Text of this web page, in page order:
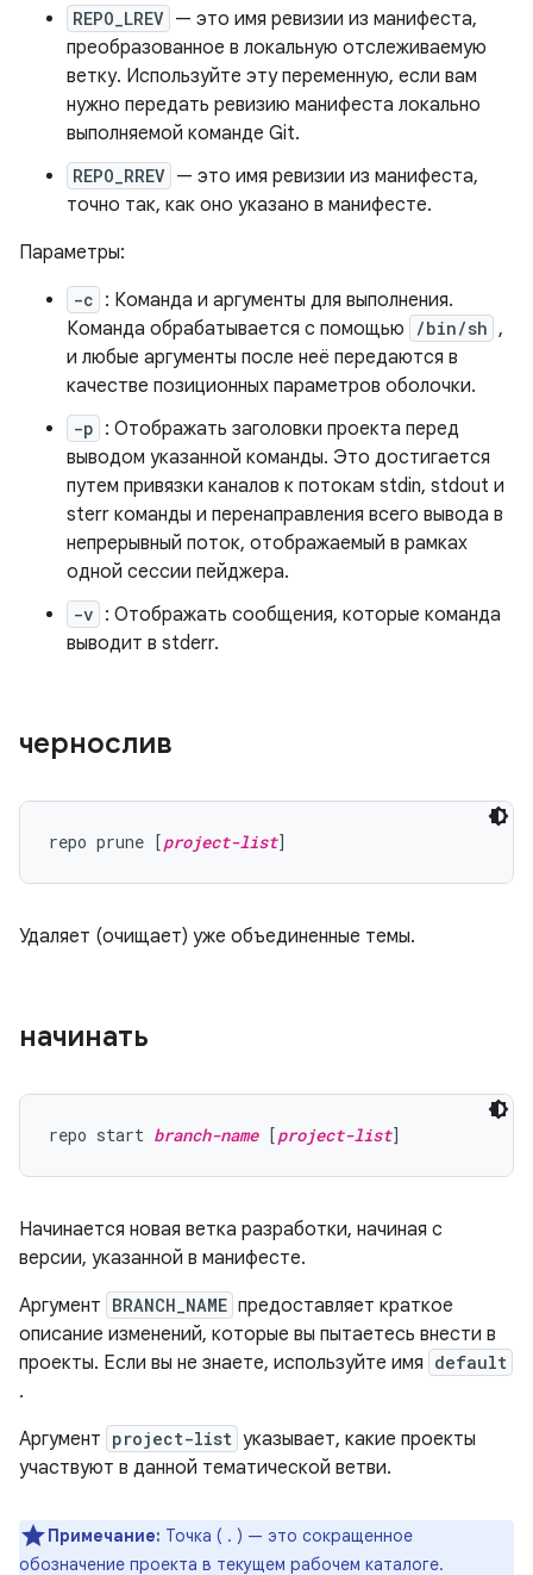
REPO_LREV — это имя ревизии из манифеста,
преобразованное в локальную отслеживаемую
ветку. Используйте эту переменную, если вам
нужно передать ревизию манифеста локально
выполняемой команде Git.
REPO_RREV — это имя ревизии из манифеста,
точно так, как оно указано в манифесте.
Параметры:
-c : Команда и аргументы для выполнения.
Команда обрабатывается с помощью
/bin/sh ,
и любые аргументы после неё передаются в
качестве позиционных параметров оболочки.
-p : Отображать заголовки проекта перед
выводом указанной команды. Это достигается
путем привязки каналов к потокам stdin, stdout и
sterr команды и перенаправления всего вывода в
непрерывный поток, отображаемый в рамках
одной сессии пейджера.
-v : Отображать сообщения, которые команда
выводит в stderr.
чернослив
repo prune [project-list
Удаляет (очищает) уже объединенные темы.
начинать
repo start branch-name [project-list
Начинается новая ветка разработки, начиная с
версии, указанной в манифесте.
Аргумент BRANCH_NAME предоставляет краткое
описание изменений, которые вы пытаетесь внести в
проекты. Если вы не знаете, используйте имя default
.
Аргумент project-list указывает, какие проекты
участвуют в данной тематической ветви.
Примечание: Точка ( . ) — это сокращенное
обозначение проекта в текущем рабочем каталоге.